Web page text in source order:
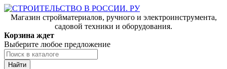
Магазин стройматериалов, ручного и электроинструмента,
садовой техники и оборудования.
Корзина ждет
Выберите любое предложение
Найти